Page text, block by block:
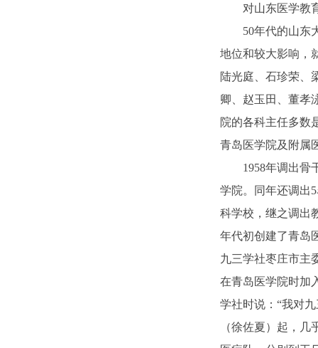
对山东医学教
50年代的山东
地位和较大影响，
陆光庭、石珍荣、
卿、赵玉田、董孝
院的各科主任多数
青岛医学院及附属
1958年调出骨
学院。同年还调出
科学校，继之调出
年代初创建了青岛
九三学社枣庄市主
在青岛医学院时加
学社时说：“我对
（徐佐夏）起，